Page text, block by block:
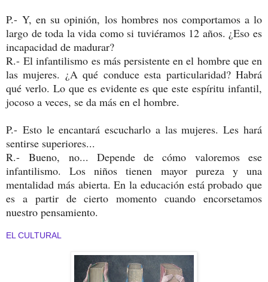
P.- Y, en su opinión, los hombres nos comportamos a lo
largo de toda la vida como si tuviéramos 12 años. ¿Eso es
incapacidad de madurar?
R.- El infantilismo es más persistente en el hombre que en
las mujeres. ¿A qué conduce esta particularidad? Habrá
qué verlo. Lo que es evidente es que este espíritu infantil,
jocoso a veces, se da más en el hombre.
P.- Esto le encantará escucharlo a las mujeres. Les hará
sentirse superiores...
R.- Bueno, no... Depende de cómo valoremos ese
infantilismo. Los niños tienen mayor pureza y una
mentalidad más abierta. En la educación está probado que
es a partir de cierto momento cuando encorsetamos
nuestro pensamiento.
EL CULTURAL